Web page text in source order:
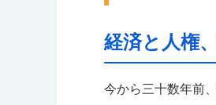
経済と人権
今から三十数年前